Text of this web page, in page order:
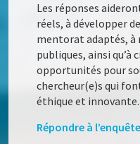
Les réponses
réels, à développer
mentorat adaptés,
publiques, ainsi qu’à
opportunités pour
chercheur(e)s qui
éthique et innovante.
Répondre à l’enquête